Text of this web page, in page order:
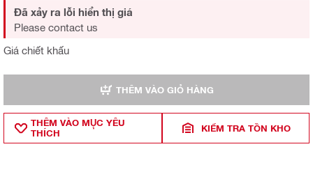
Giá chiết khấu
Đã xảy ra lỗi hiển thị giá
Please contact us
THÊM VÀO GIỎ HÀNG
THÊM VÀO MỤ̣C YÊU
THÍCH
KIỂM TRA TỒN KHO